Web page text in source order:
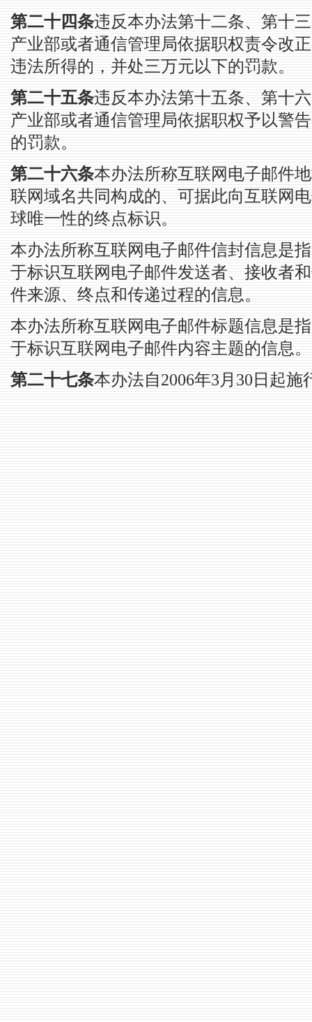
第二十四条违反本办法第十二条、第十
产业部或者通信管理局依据职权责令改
违法所得的，并处三万元以下的罚款。
第二十五条违反本办法第十五条、第十
产业部或者通信管理局依据职权予以警
的罚款。
第二十六条本办法所称互联网电子邮件
联网域名共同构成的、可据此向互联网
球唯一性的终点标识。
本办法所称互联网电子邮件信封信息是
于标识互联网电子邮件发送者、接收者
件来源、终点和传递过程的信息。
本办法所称互联网电子邮件标题信息是
于标识互联网电子邮件内容主题的信息。
第二十七条本办法自2006年3月30日起施